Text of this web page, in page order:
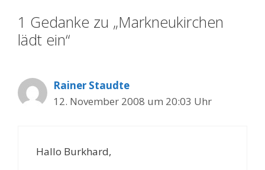
1 Gedanke zu „Markneukirchen
lädt ein“
Rainer Staudte
12. November 2008 um 20:03 Uhr
Hallo Burkhard,